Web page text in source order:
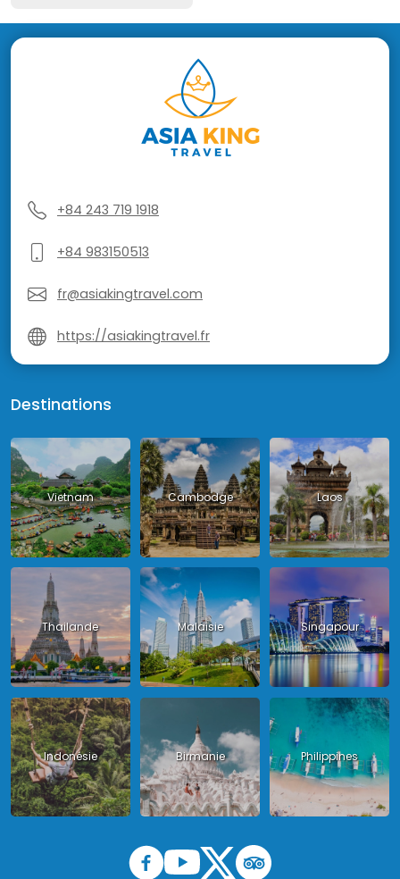
+84 243 719 1918
+84 983150513
fr@asiakingtravel.com
https://asiakingtravel.fr
Destinations
Vietnam Cambodge Laos
Thailande Malaisie Singapour
Indonésie Birmanie Philippines